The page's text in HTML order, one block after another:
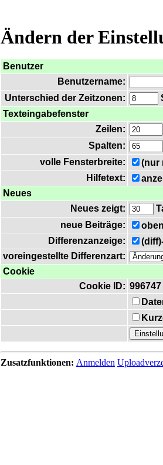
Ändern der
Benutzer
Benutzername:
Unterschied der Zeitzonen:
Texteingabefenster
Zeilen:
Spalten:
volle Fensterbreite:
(nur
Hilfetext:
Neues
Neues zeigt:
neue Beiträge:
Differenzanzeige:
voreingestellte Differenzart:
Cookie
Cookie ID: 996747
Zusatzfunktionen: Anmelden